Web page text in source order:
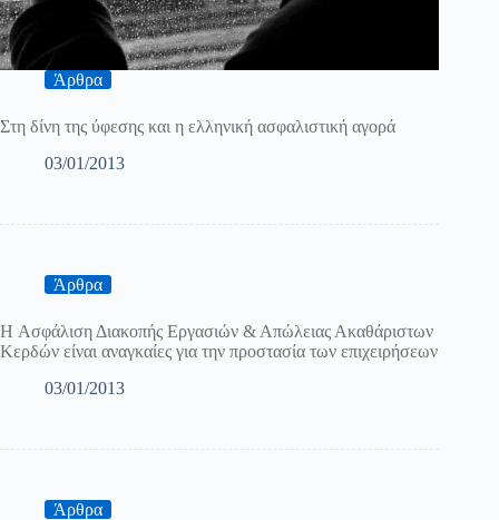
Άρθρα
Στη δίνη της ύφεσης και η ελληνική ασφαλιστική αγορά
03/01/2013
Άρθρα
H Ασφάλιση Διακοπής Εργασιών & Απώλειας Ακαθάριστων
Κερδών είναι αναγκαίες για την προστασία των επιχειρήσεων
03/01/2013
Άρθρα